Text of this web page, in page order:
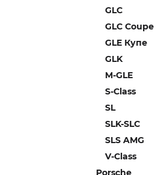
GLC
GLC Coupe
GLE Купе
GLK
M-GLE
S-Class
SL
SLK-SLC
SLS AMG
V-Class
Porsche